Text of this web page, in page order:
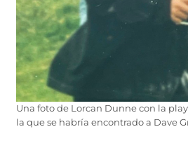
Una foto de Lorcan Dunne con la
la que se habría encontrado a Dave